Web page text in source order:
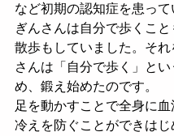
など初期の認知症を患って
ぎんさんは自分で歩くこ
散歩もしていました。それ
さんは「自分で歩く」と
め、鍛え始めたのです。
足を動かすことで全身に血
冷えを防ぐことができはじ